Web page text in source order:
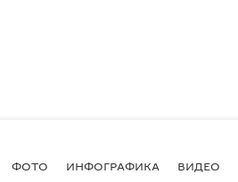
ФОТО ИНФОГРАФИКА ВИДЕО